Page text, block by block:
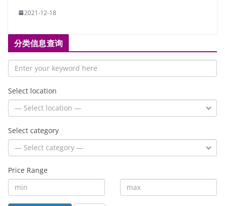
2021-12-18
分类信息查询
Select location
Select category
Price Range